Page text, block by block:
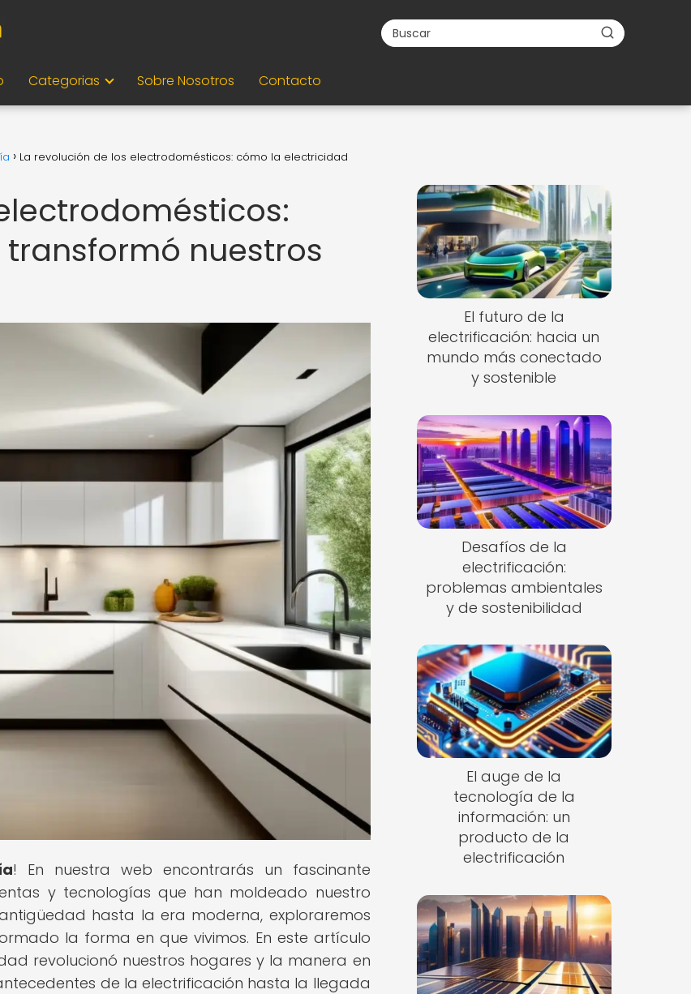
Categorias Sobre Nosotros Contacto
La revolución de los electrodomésticos: cómo la electricidad
nuestros
! En nuestra web encontrarás un fascinante
y tecnologías que han moldeado nuestro
hasta la era moderna, exploraremos
la forma en que vivimos. En este artículo
revolucionó nuestros hogares y la manera en
de la electrificación hasta la llegada
El futuro de la
electrificación: hacia un
mundo más conectado
y sostenible
Desafíos de la
electrificación:
problemas ambientales
y de sostenibilidad
El auge de la
tecnología de la
información: un
producto de la
electrificación